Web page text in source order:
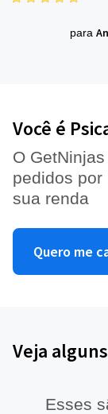
para
Você é
O
pedidos por
sua renda
Quero me
Veja
Esses